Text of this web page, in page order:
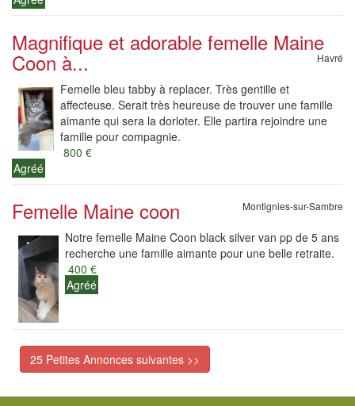
Magnifique et adorable femelle Maine
Coon à... Havré
Femelle bleu tabby à replacer. Très gentille et
affecteuse. Serait très heureuse de trouver une famille
aimante qui sera la dorloter. Elle partira rejoindre une
famille pour compagnie.
800 €
Agréé
Femelle Maine coon Montignies-sur-Sambre
Notre femelle Maine Coon black silver van pp de 5 ans
recherche une famille aimante pour une belle retraite.
400 €
Agréé
25 Petites Annonces suivantes >>